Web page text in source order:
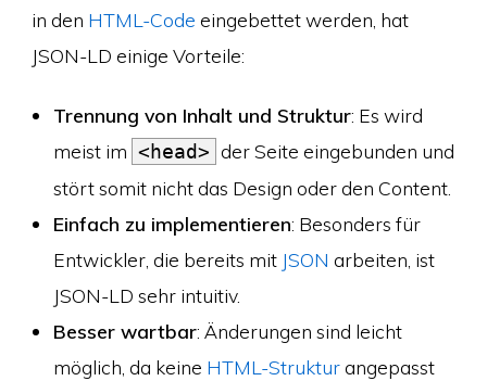
in den HTML-Code eingebettet werden, hat
JSON-LD einige Vorteile:
Trennung von Inhalt und Struktur: Es wird
meist im <head> der Seite eingebunden und
stört somit nicht das Design oder den Content.
Einfach zu implementieren: Besonders für
Entwickler, die bereits mit JSON arbeiten, ist
JSON-LD sehr intuitiv.
Besser wartbar: Änderungen sind leicht
möglich, da keine HTML-Strukturangepasst